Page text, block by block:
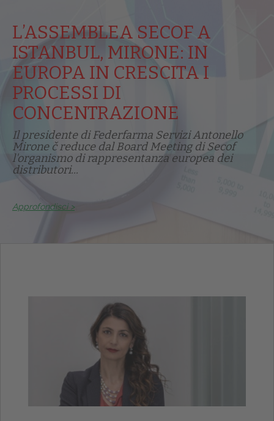
L’ASSEMBLEA SECOF A
ISTANBUL, MIRONE: IN
EUROPA IN CRESCITA I
PROCESSI DI
CONCENTRAZIONE
Il presidente di Federfarma Servizi Antonello
Mirone č reduce dal Board Meeting di Secof
l'organismo di rappresentanza europea dei
distributori...
Approfondisci >